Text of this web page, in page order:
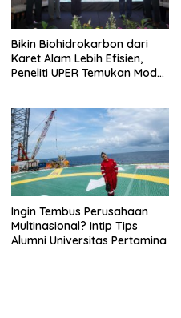
Bikin Biohidrokarbon dari
Karet Alam Lebih Efisien,
Peneliti UPER Temukan Model
Ingin Tembus Perusahaan
Multinasional? Intip Tips
Alumni Universitas Pertamina